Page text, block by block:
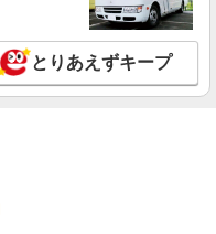
とりあえずキープ